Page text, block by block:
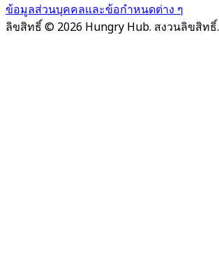
ข้อมูลส่วนบุคคลและข้อกำหนดต่าง ๆ
ลิขสิทธิ์ © 2026 Hungry Hub. สงวนลิขสิทธิ์.